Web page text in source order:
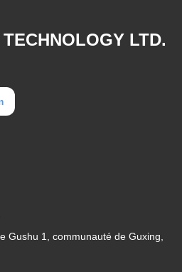
LTD.
Gushu 1, communauté de Guxing,